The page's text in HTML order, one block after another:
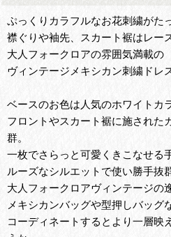
ぷっくりカラフルなお花刺繍がた
襟ぐりや袖先、スカート裾はレー
大人フォークロアの雰囲気満載の
ヴィンテージメキシカン刺繍ドレ
ベースのお色は人気のホワイトカ
フロントやスカート裾に施された
群。
一枚でさらっと可愛くきこなせる
ルーズなシルエットで使い勝手抜
大人フォークロアヴィンテージの
メキシカンバッグや型押しバッグ
コーディネートするとより一層映